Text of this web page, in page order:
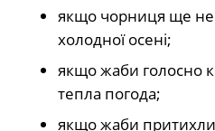
якщо чорниця ще не
холодної осені;
якщо жаби голосно
тепла погода;
якщо жаби